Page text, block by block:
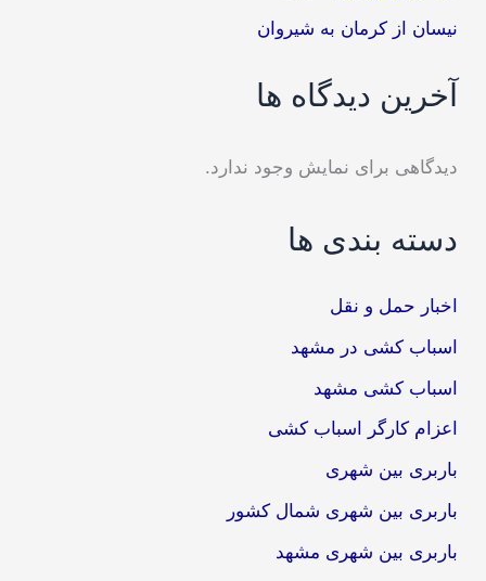
نیسان از کرمان به شیروان
آخرین دیدگاه ها
دیدگاهی برای نمایش وجود ندارد.
دسته بندی ها
اخبار حمل و نقل
اسباب کشی در مشهد
اسباب کشی مشهد
اعزام کارگر اسباب کشی
باربری بین شهری
باربری بین شهری شمال کشور
باربری بین شهری مشهد